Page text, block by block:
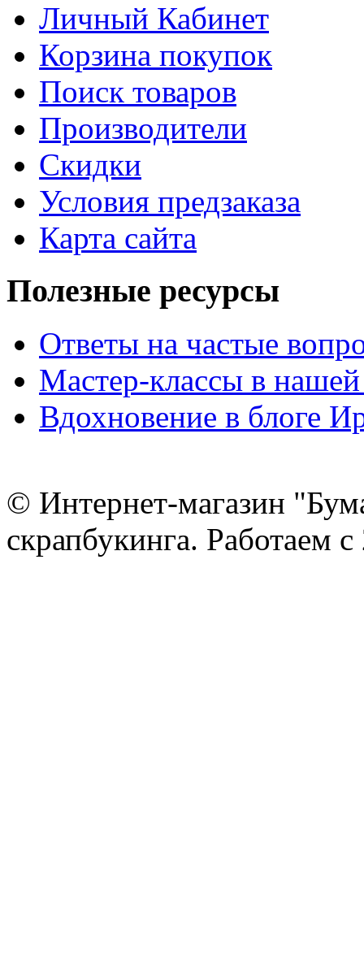
Личный Кабинет
Корзина покупок
Поиск товаров
Производители
Скидки
Условия предзаказа
Карта сайта
Полезные ресурсы
Ответы на частые
Мастер-классы в нашей
Вдохновение в блоге
© Интернет-магазин
скрапбукинга. Работаем с